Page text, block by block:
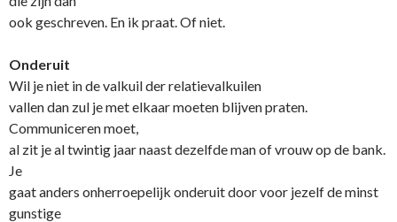
ook geschreven. En ik praat. Of niet.
Onderuit
Wil je niet in de valkuil der relatievalkuilen
vallen dan zul je met elkaar moeten blijven praten.
Communiceren moet,
al zit je al twintig jaar naast dezelfde man of vrouw op de bank.
Je
gaat anders onherroepelijk onderuit door voor jezelf de minst
gunstige